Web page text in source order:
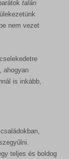
talán
nem vezet
ahogyan
is inkább,
teljes és boldog